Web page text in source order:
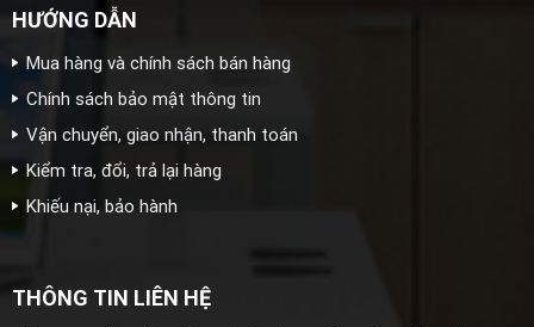
HƯỚNG DẪN
Mua hàng và chính sách bán hàng
Chính sách bảo mật thông tin
Vận chuyển, giao nhận, thanh toán
Kiểm tra, đổi, trả lại hàng
Khiếu nại, bảo hành
THÔNG TIN LIÊN HỆ